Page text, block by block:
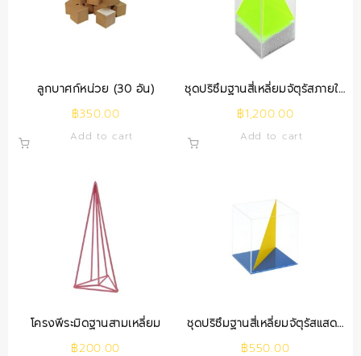
ลูกบาศก์หน่วย (30 อัน)
฿350.00
Add to cart
ชุดปริซึมฐานสี่เหลี่ยมจัตุรัสภายใน
พีระมิด
฿1,200.00
Add to cart
โครงพีระมิดฐานสามเหลี่ยม
฿200.00
ชุดปริซึมฐานสี่เหลี่ยมจัตุรัสแสดง
เส้นทแยงมุม
฿550.00